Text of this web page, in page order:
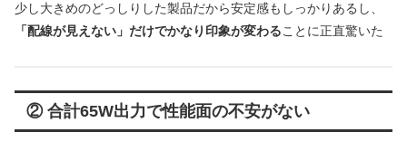
少し大きめのどっしりした製品だから安定感もしっかりあるし、
「配線が見えない」だけでかなり印象が変わることに正直驚いた
② 合計65W出力で性能面の不安がない